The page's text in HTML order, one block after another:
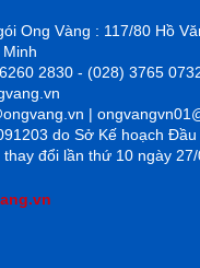
Ong Vàng : 117/80 Hồ
2830 - (028) 3765
|
do Sở Kế hoạch
đổi lần thứ 10 ngày